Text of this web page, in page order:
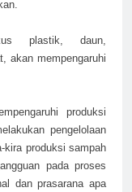
plastik, daun,
akan mempengaruhi
produksi
pengelolaan
kira produksi sampah
pada proses
dan prasarana apa